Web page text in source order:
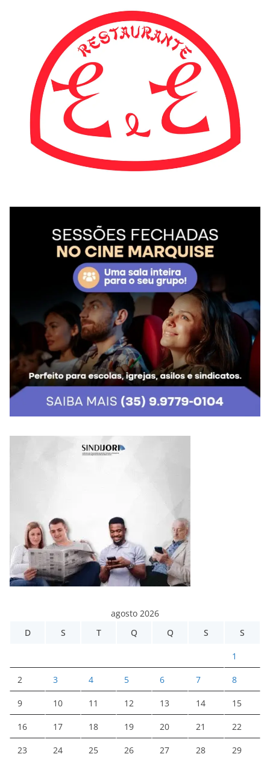
agosto 2026
D
S T Q Q S S
1
2 3 4 5 6 7 8
9 10 11 12 13 14 15
16 17 18 19 20 21 22
23 24 25 26 27 28 29